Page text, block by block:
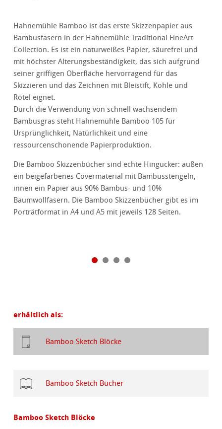
Hahnemühle Bamboo ist das erste Skizzenpapier aus
Bambusfasern in der Hahnemühle Traditional FineArt
Collection. Es ist ein naturweißes Papier, säurefrei und
mit höchster Alterungsbeständigkeit, das sich aufgrund
seiner griffigen Oberfläche hervorragend für das
Skizzieren und das Zeichnen mit Bleistift, Kohle und
Rötel eignet.
Durch die Verwendung von schnell wachsendem
Bambusgras steht Hahnemühle Bamboo 105 für
Ursprünglichkeit, Natürlichkeit und eine
ressourcenschonende Papierproduktion.
Die Bamboo Skizzenbücher sind echte Hingucker: außen
ein beigefarbenes Covermaterial mit Bambusstengeln,
innen ein Papier aus 90% Bambus- und 10%
Baumwollfasern. Die Bamboo Skizzenbücher gibt es im
Porträtformat in A4 und A5 mit jeweils 128 Seiten.
erhältlich als:
Bamboo Sketch Blöcke
Bamboo Sketch Bücher
Bamboo Sketch Blöcke